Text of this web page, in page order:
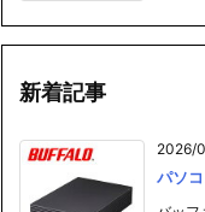
新着記事
2026/
パソ